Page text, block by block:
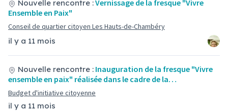
il y a 11 mois
Nouvelle rencontre :Vernissage de la fresque "Vivre
Ensemble en Paix"
Conseil de quartier citoyen Les Hauts-de-Chambéry
il y a 11 mois
Nouvelle rencontre : Inauguration de la fresque "Vivre
ensemble en paix" réalisée dans le cadre de la…
Budget d'initiative citoyenne